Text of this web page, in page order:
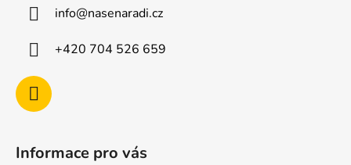
info@nasenaradi.cz
+420 704 526 659
Informace pro vás